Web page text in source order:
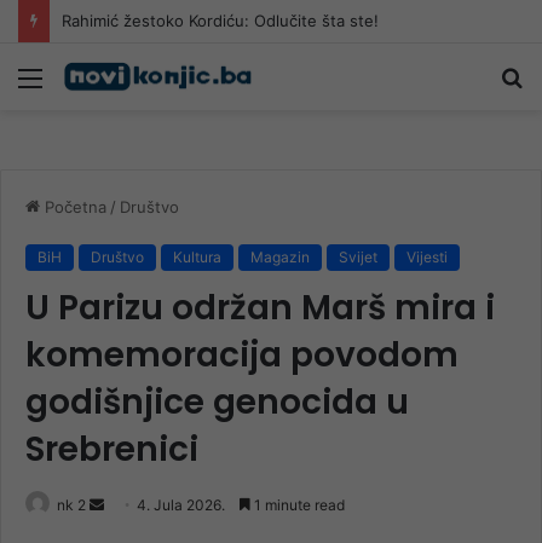
Rahimić žestoko Kordiću: Odlučite šta ste!
Meni
Početna / Društvo
BiH Društvo Kultura Magazin Svijet Vijesti
U Parizu održan Marš mira i
komemoracija povodom
godišnjice genocida u
Srebrenici
nk 2
Send 4. Jula 2026. 1 minute read